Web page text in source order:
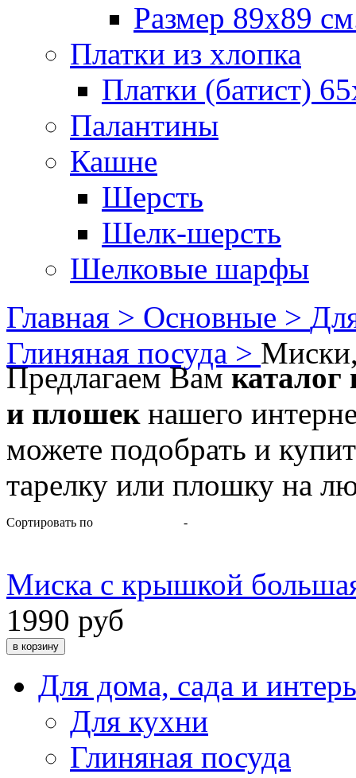
Размер 89х89
Платки из хлопка
Платки (батист)
Палантины
Кашне
Шерсть
Шелк-шерсть
Шелковые шарфы
Главная > Основные >
Глиняная посуда >
Предлагаем Вамкаталог
и плошекнашего
можете подобрать и
тарелку или плошку на
Сортировать по -
Миска с крышкой
1990 руб
Для дома, сада и
Для кухни
Глиняная посуда